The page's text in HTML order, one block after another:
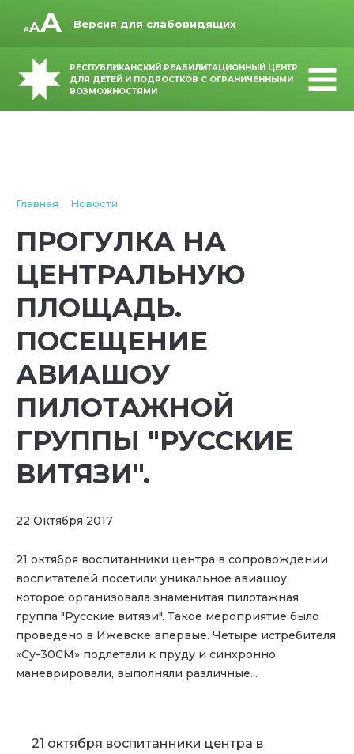
Версия для слабовидящих
РЕСПУБЛИКАНСКИЙ РЕАБИЛИТАЦИОННЫЙ ЦЕНТР
ДЛЯ ДЕТЕЙ И ПОДРОСТКОВ С ОГРАНИЧЕННЫМИ
ВОЗМОЖНОСТЯМИ
Главная Новости
ПРОГУЛКА НА
ЦЕНТРАЛЬНУЮ
ПЛОЩАДЬ.
ПОСЕЩЕНИЕ
АВИАШОУ
ПИЛОТАЖНОЙ
ГРУППЫ "РУССКИЕ
ВИТЯЗИ".
22 Октября 2017
21 октября воспитанники центра в сопровождении
воспитателей посетили уникальное авиашоу,
которое организовала знаменитая пилотажная
группа "Русские витязи". Такое мероприятие было
проведено в Ижевске впервые. Четыре истребителя
«Су-30СМ» подлетали к пруду и синхронно
маневрировали, выполняли различные...
21 октября воспитанники центра в